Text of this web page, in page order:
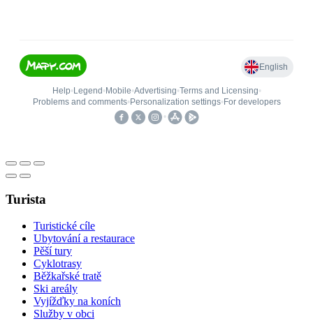
Turista
Turistické cíle
Ubytování a restaurace
Pěší tury
Cyklotrasy
Běžkařské tratě
Ski areály
Vyjížďky na koních
Služby v obci